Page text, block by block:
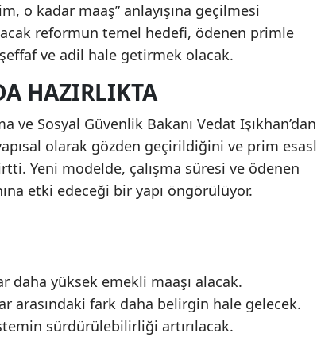
o kadar maaş” anlayışına geçilmesi
reformun temel hedefi, ödenen primle
ve adil hale getirmek olacak.
HAZIRLIKTA
ve Sosyal Güvenlik Bakanı Vedat Işıkhan’dan
olarak gözden geçirildiğini ve prim
Yeni modelde, çalışma süresi ve ödenen
etki edeceği bir yapı öngörülüyor.
daha yüksek emekli maaşı alacak.
arasındaki fark daha belirgin hale gelecek.
sürdürülebilirliği artırılacak.